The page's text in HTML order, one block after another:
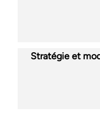
Stratégie et